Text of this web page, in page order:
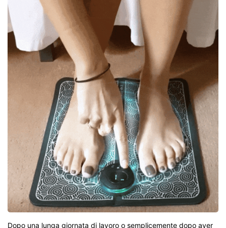
Dopo una lunga giornata di lavoro o semplicemente dopo aver